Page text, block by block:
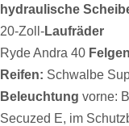
hydraulische
20-Zoll-Laufräder
Ryde Andra 40 Felgen
Reifen: Schwalbe
Beleuchtung vorne:
Secuzed E, im